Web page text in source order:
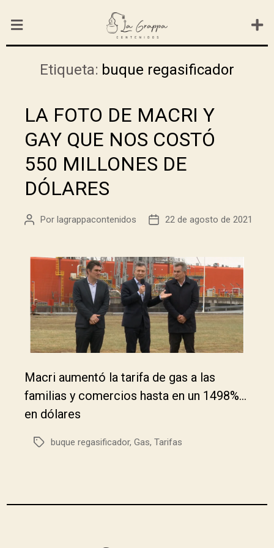
Etiqueta: buque regasificador
LA FOTO DE MACRI Y
GAY QUE NOS COSTÓ
550 MILLONES DE
DÓLARES
Por lagrappacontenidos 22 de agosto de 2021
Macri aumentó la tarifa de gas a las
familias y comercios hasta en un 1498%…
en dólares
buque regasificador, Gas, Tarifas